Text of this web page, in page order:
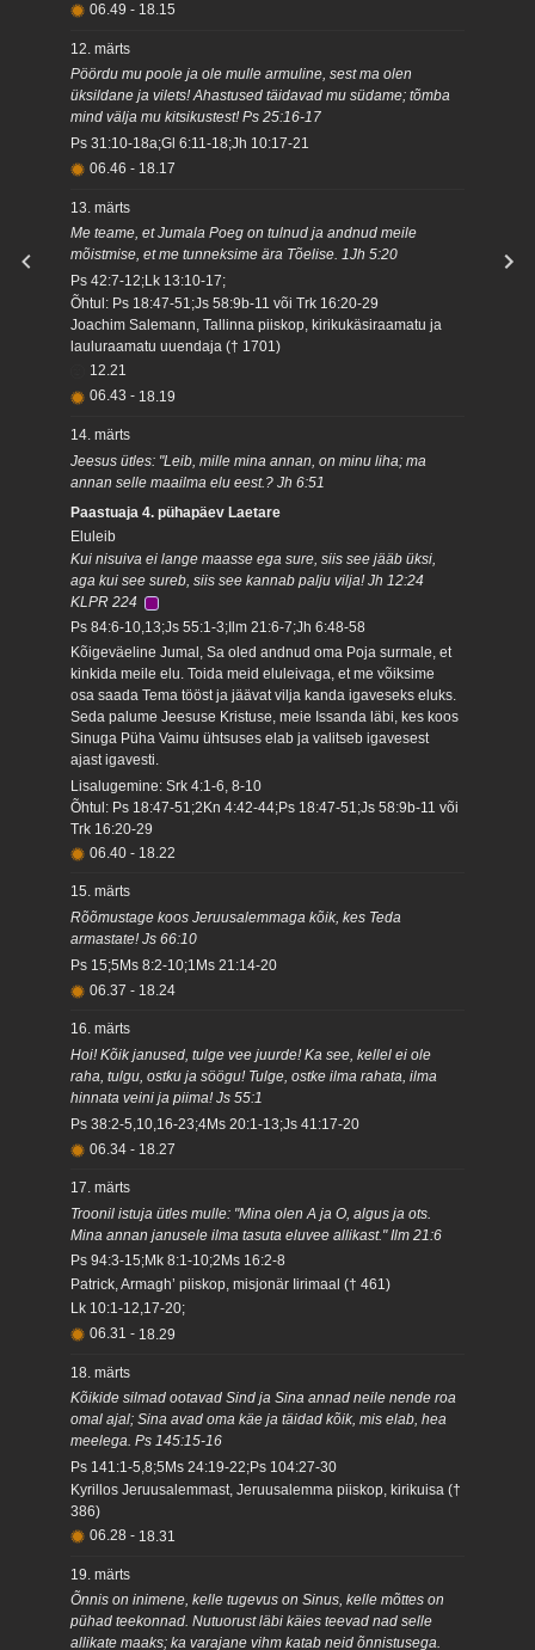
06.49 - 18.15
12. märts
Pöördu mu poole ja ole mulle armuline, sest ma olen
üksildane ja vilets! Ahastused täidavad mu südame; tõmba
mind välja mu kitsikustest! Ps 25:16-17
Ps 31:10-18a;Gl 6:11-18;Jh 10:17-21
06.46 - 18.17
13. märts
Me teame, et Jumala Poeg on tulnud ja andnud meile
mõistmise, et me tunneksime ära Tõelise. 1Jh 5:20
Ps 42:7-12;Lk 13:10-17;
Õhtul: Ps 18:47-51;Js 58:9b-11 või Trk 16:20-29
Joachim Salemann, Tallinna piiskop, kirikukäsiraamatu ja
lauluraamatu uuendaja († 1701)
12.21
06.43 - 18.19
14. märts
Jeesus ütles: "Leib, mille mina annan, on minu liha; ma
annan selle maailma elu eest.? Jh 6:51
Paastuaja 4. pühapäev Laetare
Eluleib
Kui nisuiva ei lange maasse ega sure, siis see jääb üksi,
aga kui see sureb, siis see kannab palju vilja! Jh 12:24
KLPR 224
Ps 84:6-10,13;Js 55:1-3;Ilm 21:6-7;Jh 6:48-58
Kõigeväeline Jumal, Sa oled andnud oma Poja surmale, et
kinkida meile elu. Toida meid eluleivaga, et me võiksime
osa saada Tema tööst ja jäävat vilja kanda igaveseks eluks.
Seda palume Jeesuse Kristuse, meie Issanda läbi, kes koos
Sinuga Püha Vaimu ühtsuses elab ja valitseb igavesest
ajast igavesti.
Lisalugemine: Srk 4:1-6, 8-10
Õhtul: Ps 18:47-51;2Kn 4:42-44;Ps 18:47-51;Js 58:9b-11 või
Trk 16:20-29
06.40 - 18.22
15. märts
Rõõmustage koos Jeruusalemmaga kõik, kes Teda
armastate! Js 66:10
Ps 15;5Ms 8:2-10;1Ms 21:14-20
06.37 - 18.24
16. märts
Hoi! Kõik janused, tulge vee juurde! Ka see, kellel ei ole
raha, tulgu, ostku ja söögu! Tulge, ostke ilma rahata, ilma
hinnata veini ja piima! Js 55:1
Ps 38:2-5,10,16-23;4Ms 20:1-13;Js 41:17-20
06.34 - 18.27
17. märts
Troonil istuja ütles mulle: "Mina olen A ja O, algus ja ots.
Mina annan janusele ilma tasuta eluvee allikast." Ilm 21:6
Ps 94:3-15;Mk 8:1-10;2Ms 16:2-8
Patrick, Armagh’ piiskop, misjonär Iirimaal († 461)
Lk 10:1-12,17-20;
06.31 - 18.29
18. märts
Kõikide silmad ootavad Sind ja Sina annad neile nende roa
omal ajal; Sina avad oma käe ja täidad kõik, mis elab, hea
meelega. Ps 145:15-16
Ps 141:1-5,8;5Ms 24:19-22;Ps 104:27-30
Kyrillos Jeruusalemmast, Jeruusalemma piiskop, kirikuisa (†
386)
06.28 - 18.31
19. märts
Õnnis on inimene, kelle tugevus on Sinus, kelle mõttes on
pühad teekonnad. Nutuorust läbi käies teevad nad selle
allikate maaks; ka varajane vihm katab neid õnnistusega.